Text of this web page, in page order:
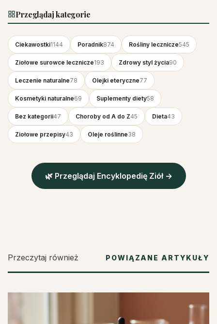
Przeglądaj kategorie
Ciekawostki1144 Poradnik874 Rośliny lecznicze545
Ziołowe surowce lecznicze193 Zdrowy styl życia90
Leczenie naturalne78 Olejki eteryczne77
Kosmetyki naturalne69 Suplementy diety58
Bez kategorii47 Choroby od A do Z45 Dieta43
Ziołowe przepisy43 Oleje roślinne38
🌿 Przeglądaj Encyklopedię Ziół →
Przeczytaj również POWIĄZANE ARTYKUŁY